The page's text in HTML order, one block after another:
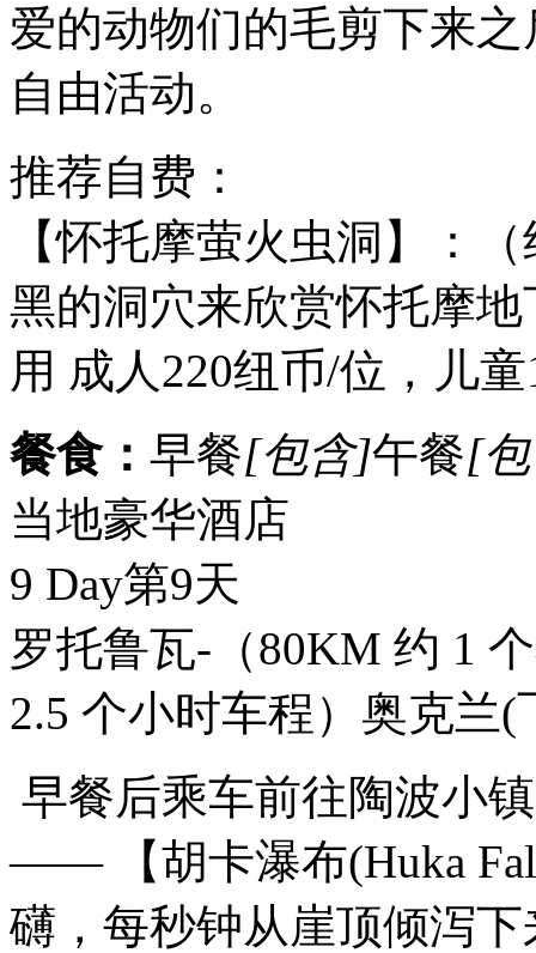
爱的动物们的毛剪下来
自由活动。
推荐自费：
【怀托摩萤火虫洞】：
黑的洞穴来欣赏怀托摩
用 成人220纽币/位，儿
餐食： 早餐[包含]午餐[
当地豪华酒店
9 Day第9天
罗托鲁瓦-（80KM 约 1
2.5 个小时车程）奥克兰(
早餐后乘车前往陶波小
—— 【胡卡瀑布(Huka
礴，每秒钟从崖顶倾泻